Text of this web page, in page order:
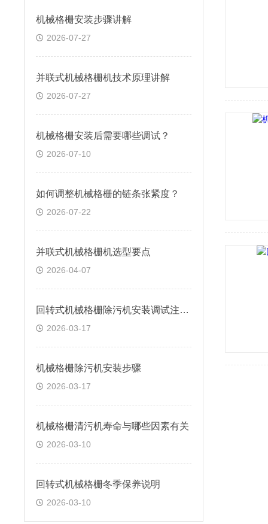
机械格栅安装步骤讲解
2026-07-27
并联式机械格栅机技术原理讲解
2026-07-27
机械格栅安装后需要哪些调试？
2026-07-10
如何调整机械格栅的链条张紧度？
2026-07-22
并联式机械格栅机选型要点
2026-04-07
回转式机械格栅除污机安装调试注意问题
2026-03-17
机械格栅除污机安装步骤
2026-03-17
机械格栅清污机寿命与哪些因素有关
2026-03-10
回转式机械格栅冬季保养说明
2026-03-10